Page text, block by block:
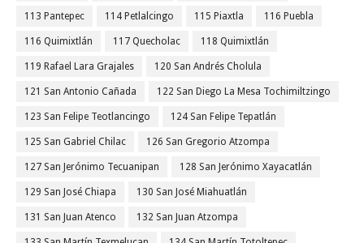
113 Pantepec 114 Petlalcingo 115 Piaxtla 116 Puebla
116 Quimixtlán 117 Quecholac 118 Quimixtlán
119 Rafael Lara Grajales 120 San Andrés Cholula
121 San Antonio Cañada 122 San Diego La Mesa Tochimiltzingo
123 San Felipe Teotlancingo 124 San Felipe Tepatlán
125 San Gabriel Chilac 126 San Gregorio Atzompa
127 San Jerónimo Tecuanipan 128 San Jerónimo Xayacatlán
129 San José Chiapa 130 San José Miahuatlán
131 San Juan Atenco 132 San Juan Atzompa